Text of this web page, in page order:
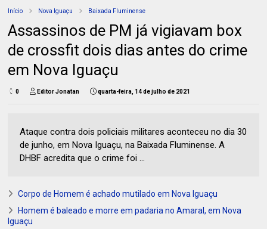
Início Nova Iguaçu Baixada Fluminense
Assassinos de PM já vigiavam box
de crossfit dois dias antes do crime
em Nova Iguaçu
0 Editor Jonatan quarta-feira, 14 de julho de 2021
Ataque contra dois policiais militares aconteceu no dia 30
de junho, em Nova Iguaçu, na Baixada Fluminense. A
DHBF acredita que o crime foi ...
Corpo de Homem é achado mutilado em Nova Iguaçu
Homem é baleado e morre em padaria no Amaral, em Nova
Iguaçu